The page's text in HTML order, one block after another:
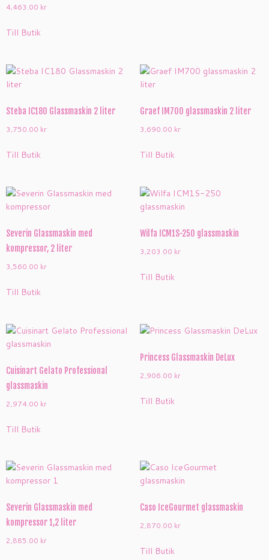
4,463.00 kr
Till Butik
Steba IC180 Glassmaskin 2 liter
3,750.00 kr
Till Butik
Graef IM700 glassmaskin 2 liter
3,690.00 kr
Till Butik
Severin Glassmaskin med
kompressor, 2 liter
3,560.00 kr
Till Butik
Wilfa ICM1S-250 glassmaskin
3,203.00 kr
Till Butik
Cuisinart Gelato Professional
glassmaskin
2,974.00 kr
Till Butik
Princess Glassmaskin DeLux
2,906.00 kr
Till Butik
Severin Glassmaskin med
kompressor 1,2 liter
2,885.00 kr
Caso IceGourmet glassmaskin
2,870.00 kr
Till Butik